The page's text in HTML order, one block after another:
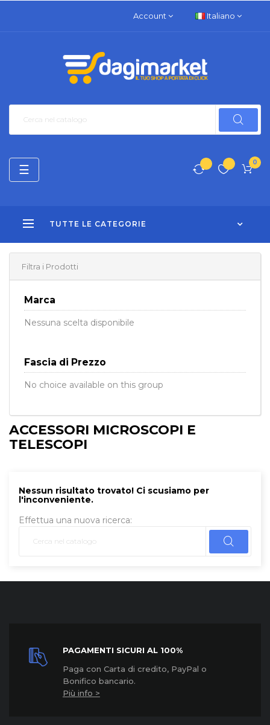
Account Italiano
0
TUTTE LE CATEGORIE
navigazione
Toggle
☰
Filtra i Prodotti
Marca
Nessuna scelta disponibile
Fascia di Prezzo
No choice available on this group
ACCESSORI MICROSCOPI E
TELESCOPI
Nessun risultato trovato! Ci scusiamo per
l'inconveniente.
Effettua una nuova ricerca:
PAGAMENTI SICURI AL 100%
Paga con Carta di credito, PayPal o
Bonifico bancario.
Più info >